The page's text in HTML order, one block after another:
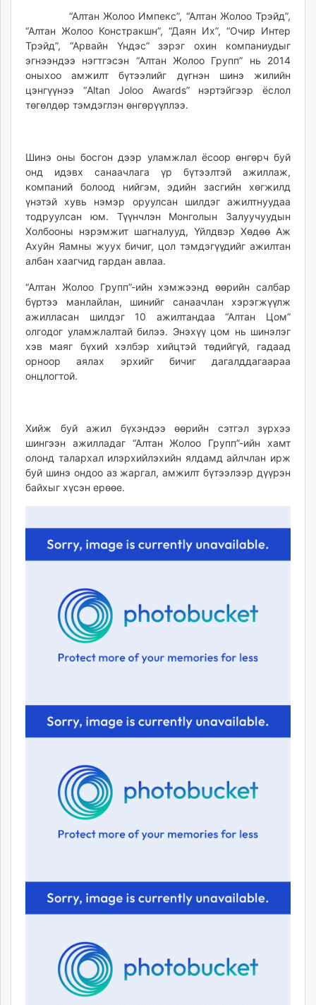
mnb.mn
Livetv.mn
Eguur.mn
24tsag.mn
shuud.mn
zarig.mn
today.mn
zuv.mn
mminfo.mn
ugluu.mn
urlag.mn
unen.mn
shudarga.mn
shuurhai.mn
unuudur.mn
isee.mn
mglradio.com
fact.mn
shuum.mn
tvmongolia.mn
mass.mn
toim.mn
tac.mn
unread.today
“Алтан Жолоо Импекс”, “Алтан Жолоо Трэйд”,
“Алтан Жолоо Констракшн”, “Даян Их”, “Очир Интер
Трэйд”, “Арвайн Үндэс” зэрэг охин компаниудыг
эгнээндээ нэгтгэсэн “Алтан Жолоо Групп” нь 2014
оныхоо амжилт бүтээлийг дүгнэн шинэ жилийн
цэнгүүнээ “Altan Joloo Awards” нэртэйгээр ёслол
төгөлдөр тэмдэглэн өнгөрүүллээ.
Шинэ оны босгон дээр уламжлал ёсоор өнгөрч буй
онд идэвх санаачлага үр бүтээлтэй ажиллаж,
компаний болоод нийгэм, эдийн засгийн хөгжилд
үнэтэй хувь нэмэр оруулсан шилдэг ажилтнуудаа
тодруулсан юм. Түүнчлэн Монголын Залуучуудын
Холбооны нэрэмжит шагналууд, Үйлдвэр Хөдөө Аж
Ахуйн Яамны жуух бичиг, цол тэмдэгүүдийг ажилтан
албан хаагчид гардан авлаа.
“Алтан Жолоо Групп”-ийн хэмжээнд өөрийн салбар
бүртээ манлайлан, шинийг санаачлан хэрэгжүүлж
ажилласан шилдэг 10 ажилтандаа “Алтан Цом”
олгодог уламжлалтай билээ. Энэхүү цом нь шинэлэг
хэв маяг бүхий хэлбэр хийцтэй төдийгүй, гадаад
орноор аялах эрхийг бичиг дагалддагаараа
онцлогтой.
Хийж буй ажил бүхэндээ өөрийн сэтгэл зүрхээ
шингээн ажилладаг “Алтан Жолоо Групп”-ийн хамт
олонд талархал илэрхийлэхийн ялдамд айлчлан ирж
буй шинэ ондоо аз жаргал, амжилт бүтээлээр дүүрэн
байхыг хүсэн ерөөе.